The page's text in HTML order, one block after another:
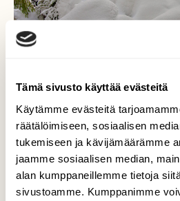
Tämä sivusto käyttää evästeitä
Käytämme evästeitä
räätälöimiseen, sosiaalisen
tukemiseen ja kävijämäärämme
jaamme sosiaalisen median,
alan kumppaneillemme tietoja
sivustoamme. Kumppanimme
Tänä talvena on